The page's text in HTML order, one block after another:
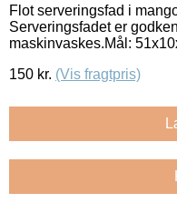
Flot serveringsfad i
Serveringsfadet er
maskinvaskes.Mål:
150 kr. (Vis fragtpris)